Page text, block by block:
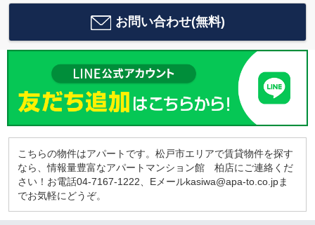
お問い合わせ(無料)
こちらの物件はアパートです。松戸市エリアで賃貸物件を探す
なら、情報量豊富なアパートマンション館 柏店にご連絡くだ
さい！お電話04-7167-1222、Eメールkasiwa@apa-to.co.jpま
でお気軽にどうぞ。